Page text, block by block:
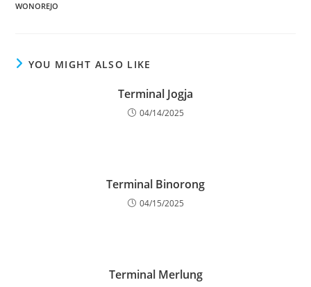
WONOREJO
YOU MIGHT ALSO LIKE
Terminal Jogja
04/14/2025
Terminal Binorong
04/15/2025
Terminal Merlung